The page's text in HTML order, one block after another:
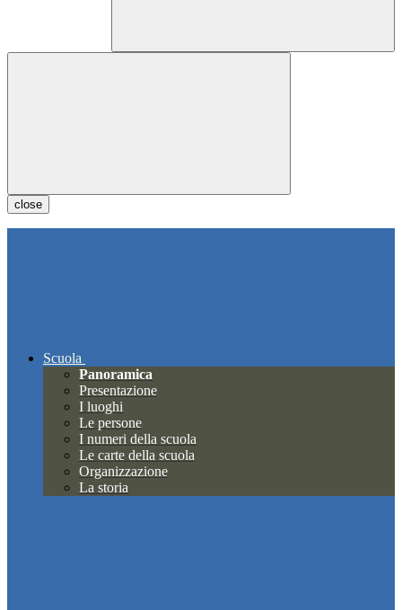
close
Scuola
Panoramica
Presentazione
I luoghi
Le persone
I numeri della scuola
Le carte della scuola
Organizzazione
La storia